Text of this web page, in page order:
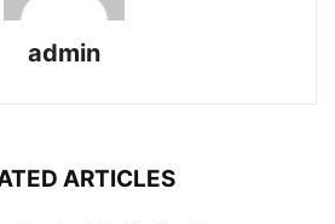
admin
ARTICLES